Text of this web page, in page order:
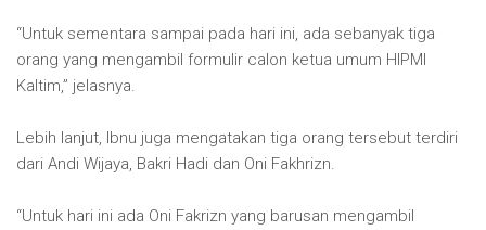
“Untuk sementara sampai pada hari ini, ada sebanyak tiga
orang yang mengambil formulir calon ketua umum HIPMI
Kaltim,” jelasnya.
Lebih lanjut, Ibnu juga mengatakan tiga orang tersebut terdiri
dari Andi Wijaya, Bakri Hadi dan Oni Fakhrizn.
“Untuk hari ini ada Oni Fakrizn yang barusan mengambil